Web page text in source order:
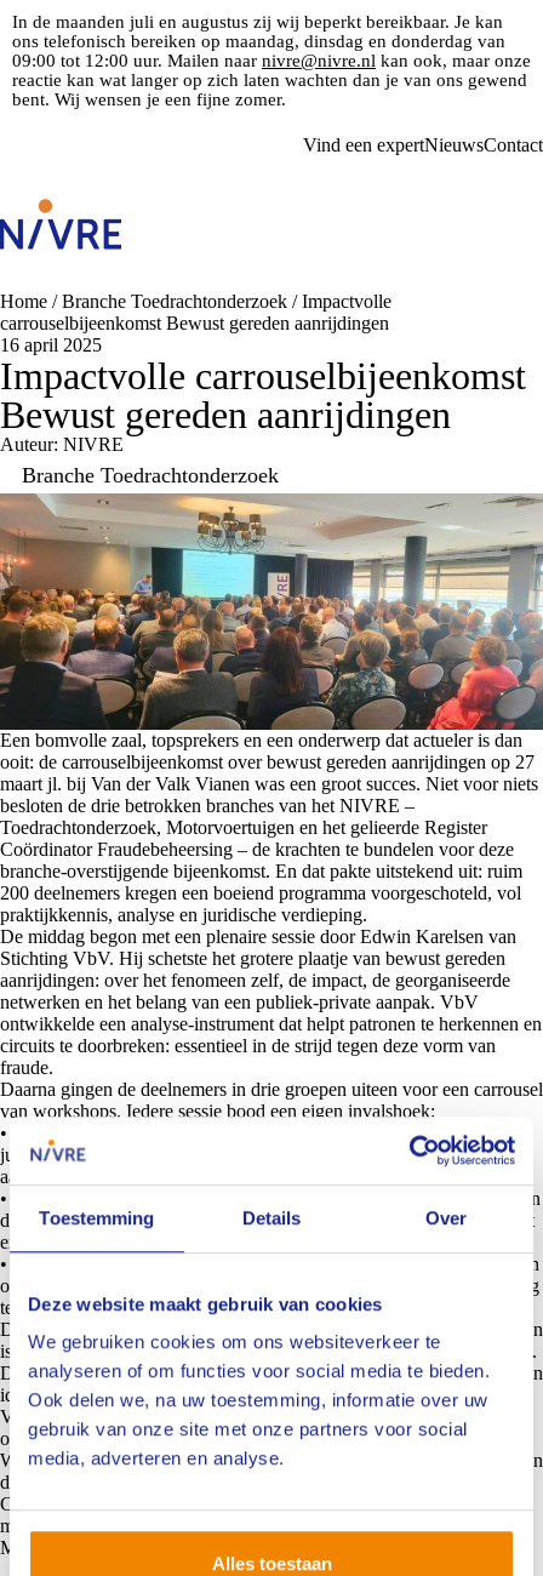
Toestemming Details Over
Deze website maakt gebruik van cookies
We gebruiken cookies om ons websiteverkeer te
analyseren of om functies voor social media te bieden.
Ook delen we, na uw toestemming, informatie over uw
gebruik van onze site met onze partners voor social
media, adverteren en analyse.
Alles toestaan
In de maanden juli en augustus zij wij beperkt bereikbaar. Je kan
ons telefonisch bereiken op maandag, dinsdag en donderdag van
09:00 tot 12:00 uur. Mailen naar nivre@nivre.nl kan ook, maar onze
reactie kan wat langer op zich laten wachten dan je van ons gewend
bent. Wij wensen je een fijne zomer.
Vind een expertNieuwsContact
Home /Branche Toedrachtonderzoek /Impactvolle
carrouselbijeenkomst Bewust gereden aanrijdingen
16 april 2025
Impactvolle carrouselbijeenkomst
Bewust gereden aanrijdingen
Auteur: NIVRE
Branche Toedrachtonderzoek
Een bomvolle zaal, topsprekers en een onderwerp dat actueler is dan
ooit: de carrouselbijeenkomst over bewust gereden aanrijdingen op 27
maart jl. bij Van der Valk Vianen was een groot succes. Niet voor niets
besloten de drie betrokken branches van het NIVRE –
Toedrachtonderzoek, Motorvoertuigen en het gelieerde Register
Coördinator Fraudebeheersing – de krachten te bundelen voor deze
branche-overstijgende bijeenkomst. En dat pakte uitstekend uit: ruim
200 deelnemers kregen een boeiend programma voorgeschoteld, vol
praktijkkennis, analyse en juridische verdieping.
De middag begon met een plenaire sessie door Edwin Karelsen van
Stichting VbV. Hij schetste het grotere plaatje van bewust gereden
aanrijdingen: over het fenomeen zelf, de impact, de georganiseerde
netwerken en het belang van een publiek-private aanpak. VbV
ontwikkelde een analyse-instrument dat helpt patronen te herkennen en
circuits te doorbreken: essentieel in de strijd tegen deze vorm van
fraude.
Daarna gingen de deelnemers in drie groepen uiteen voor een carrousel
van workshops. Iedere sessie bood een eigen invalshoek:
•
Sofie Velers
(Nysingh Advocaten) namen de
juridische aspecten onder de loep en gingen in op bewijsvoering en
aansprakelijkheid.
•
(Nationale-Nederlanden) belichtte de belangrijke rol van
de schade-expert bij het herkennen van signalen van fraude tijdens het
expertisetraject.
•
(Meer Onderzoek) gaf een inkijkje in de wereld van
opzetaanrijdingen: manipulatie, provocatie, en hoe signalen vroegtijdig
te herkennen en vast te leggen.
De bijeenkomst liet zien hoe groot de impact van deze fraudepraktijken
is. Niet alleen financieel voor verzekeraars, maar ook maatschappelijk.
Denk aan onschuldige slachtoffers, onnodige inzet van hulpdiensten en
identiteitsfraude.
Vanwege de overweldigende belangstelling én de relevantie van het
onderwerp, organiseren we deze bijeenkomst op 19 juni nogmaals.
Werk je in of rondom het automotive-domein en ben je ingeschreven in
de branches Toedrachtonderzoek, Motorvoertuigen of het Register
Coördinator Fraudebeheersing? Dan is dit een middag die je niet mag
missen.
Meld je snel aan via